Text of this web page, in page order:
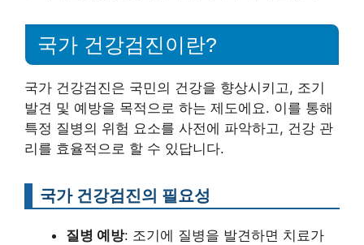
국가 건강검진이란?
국가 건강검진은 국민의 건강을 향상시키고, 조기
발견 및 예방을 목적으로 하는 제도에요. 이를 통해
특정 질병의 위험 요소를 사전에 파악하고, 건강 관
리를 효율적으로 할 수 있답니다.
국가 건강검진의 필요성
질병 예방: 조기에 질병을 발견하면 치료가